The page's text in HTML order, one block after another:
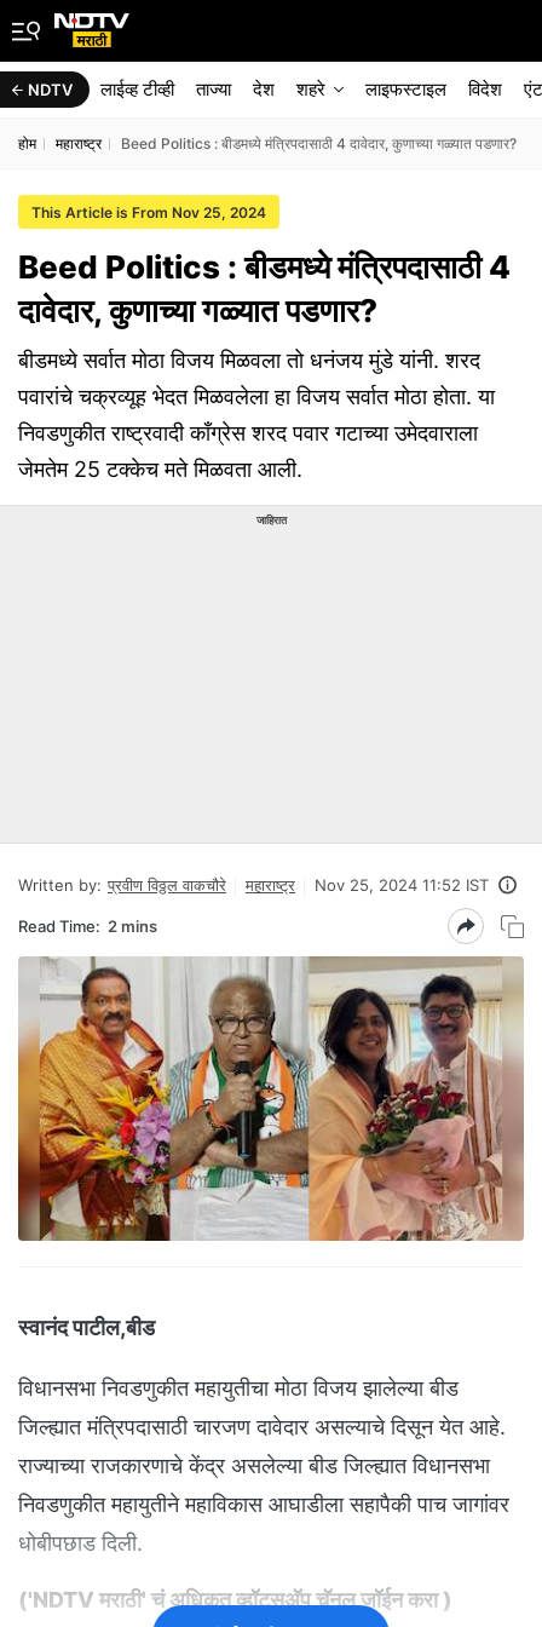
NDTV लाईव्ह टीव्ही ताज्या देश शहरे लाइफस्टाइल विदेश
होम महाराष्ट्र Beed Politics : बीडमध्ये मंत्रिपदासाठी 4 दावेदार, कुणाच्या गळ्यात पडणार?
This Article is From Nov 25, 2024
Beed Politics : बीडमध्ये मंत्रिपदासाठी 4
दावेदार, कुणाच्या गळ्यात पडणार?
बीडमध्ये सर्वात मोठा विजय मिळवला तो धनंजय मुंडे यांनी. शरद
पवारांचे चक्रव्यूह भेदत मिळवलेला हा विजय सर्वात मोठा होता. या
निवडणुकीत राष्ट्रवादी काँग्रेस शरद पवार गटाच्या उमेदवाराला
जेमतेम 25 टक्केच मते मिळवता आली.
जाहिरात
Written by: प्रवीण विठ्ठल वाकचौरे महाराष्ट्र Nov 25, 2024 11:52 IST
Read Time: 2 mins
स्वानंद पाटील,बीड
विधानसभा निवडणुकीत महायुतीचा मोठा विजय झालेल्या बीड
जिल्ह्यात मंत्रिपदासाठी चारजण दावेदार असल्याचे दिसून येत आहे.
राज्याच्या राजकारणाचे केंद्र असलेल्या बीड जिल्ह्यात विधानसभा
निवडणुकीत महायुतीने महाविकास आघाडीला सहापैकी पाच जागांवर
धोबीपछाड दिली.
('NDTV मराठी' चं अधिकृत व्हॉट्सअ‍ॅप चॅनल जॉईन करा)